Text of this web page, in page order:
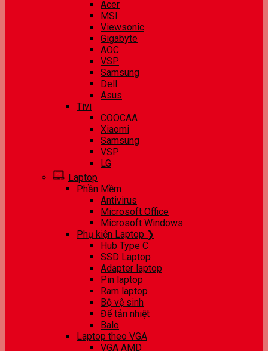
Acer
MSI
Viewsonic
Gigabyte
AOC
VSP
Samsung
Dell
Asus
Tivi
COOCAA
Xiaomi
Samsung
VSP
LG
Laptop
Phần Mềm
Antivirus
Microsoft Office
Microsoft Windows
Phụ kiện Laptop ❯
Hub Type C
SSD Laptop
Adapter laptop
Pin laptop
Ram laptop
Bộ vệ sinh
Đế tản nhiệt
Balo
Laptop theo VGA
VGA AMD